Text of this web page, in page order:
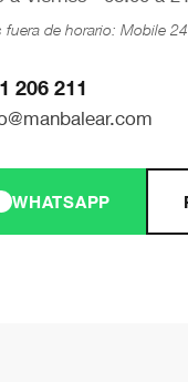
fuera de horario: Mobile 24
206 211
WHATSAPP